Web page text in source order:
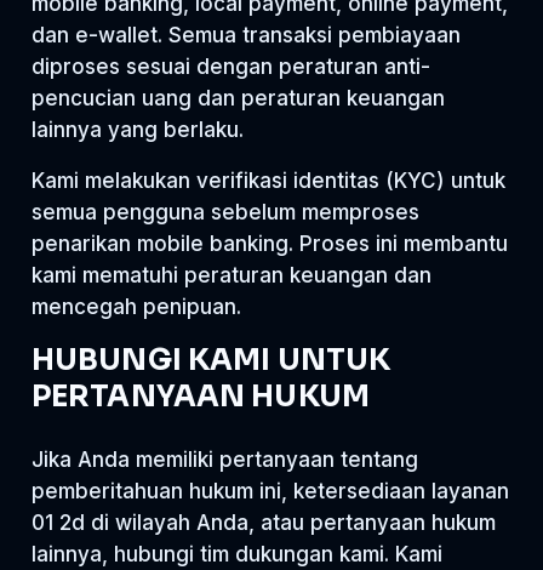
dan e-wallet. Semua transaksi pembiayaan
diproses sesuai dengan peraturan anti-
pencucian uang dan peraturan keuangan
lainnya yang berlaku.
Kami melakukan verifikasi identitas (KYC) untuk
semua pengguna sebelum memproses
penarikan mobile banking. Proses ini membantu
kami mematuhi peraturan keuangan dan
mencegah penipuan.
HUBUNGI KAMI UNTUK
PERTANYAAN HUKUM
Jika Anda memiliki pertanyaan tentang
pemberitahuan hukum ini, ketersediaan layanan
01 2d di wilayah Anda, atau pertanyaan hukum
lainnya, hubungi tim dukungan kami. Kami